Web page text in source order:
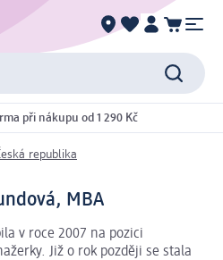
při nákupu od 1 290 Kč
republika
MBA
v roce 2007 na pozici
Již o rok později se stala